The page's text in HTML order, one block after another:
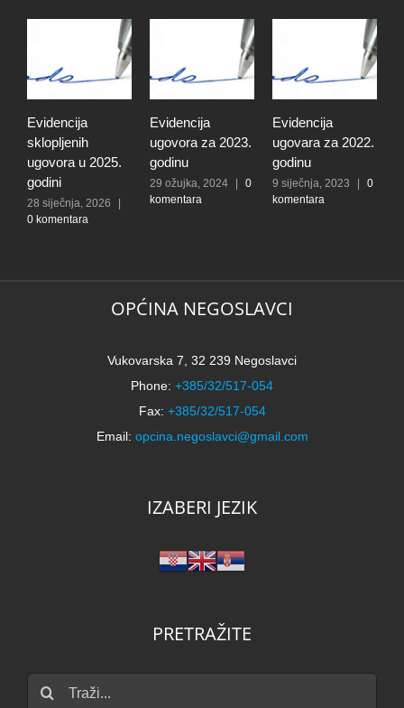
Evidencija
sklopljenih
ugovora u 2025.
godini
28 siječnja, 2026
0 komentara
Evidencija
ugovora za 2023.
godinu
29 ožujka, 2024
0
komentara
Evidencija
ugovara za 2022.
godinu
9 siječnja, 2023
0
komentara
OPĆINA NEGOSLAVCI
Vukovarska 7, 32 239 Negoslavci
Phone: +385/32/517-054
Fax: +385/32/517-054
Email: opcina.negoslavci@gmail.com
IZABERI JEZIK
PRETRAŽITE
Traži...